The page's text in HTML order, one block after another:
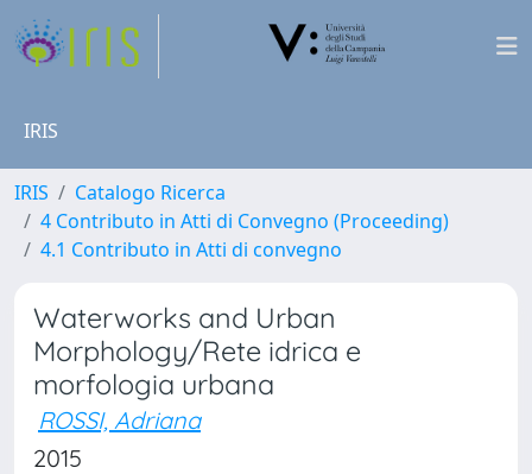
IRIS
IRIS
Catalogo Ricerca
4 Contributo in Atti di Convegno (Proceeding)
4.1 Contributo in Atti di convegno
Waterworks and Urban
Morphology/Rete idrica e
morfologia urbana
ROSSI, Adriana
2015